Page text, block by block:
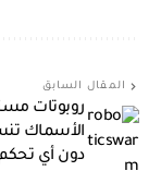
المقال السابق
روبوتات
الأسماك
دون أي